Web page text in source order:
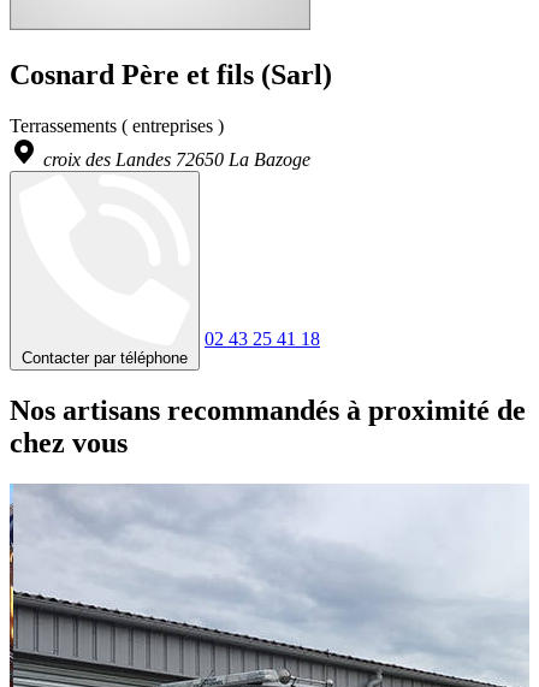
Cosnard Père et fils (Sarl)
Terrassements ( entreprises )
croix des Landes 72650 La Bazoge
Contacter par téléphone
02 43 25 41 18
Nos artisans recommandés à proximité de
chez vous